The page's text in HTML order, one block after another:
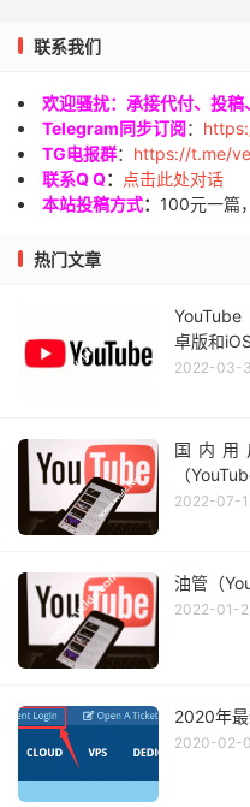
联系我们
欢迎骚扰：承接代付、投稿
Telegram同步订阅：
TG电报群： https://t.me/
联系Q Q：
点击此处对话
本站投稿方式： 100元一篇
热门文章
YouTube
卓版和
2022-03-
国内
（
2022-07-
油管（
2022-01-
2020年
2020-02-